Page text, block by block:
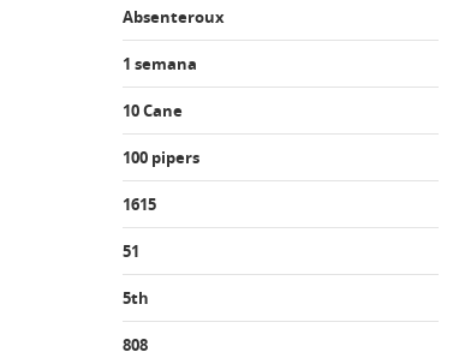
Absenteroux
1 semana
10 Cane
100 pipers
1615
51
5th
808